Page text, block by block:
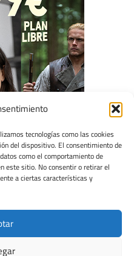
tecnologías como las cookies
del dispositivo. El consentimiento de
como el comportamiento de
este sitio. No consentir o retirar el
a ciertas características y